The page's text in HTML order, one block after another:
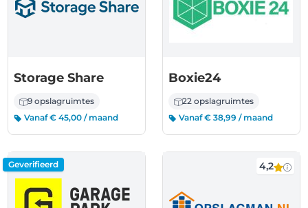
Storage Share
9 opslagruimtes
Vanaf € 45,00 / maand
Boxie24
22 opslagruimtes
Vanaf € 38,99 / maand
Geverifieerd 4,2